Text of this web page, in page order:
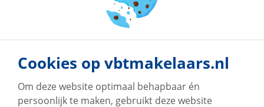
helmond@vbtmakelaars.nl
Naar vestiging
Cookies op vbtmakelaars.nl
Om deze website optimaal behapbaar én
persoonlijk te maken, gebruikt deze website